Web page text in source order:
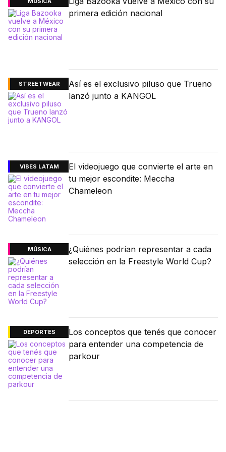
primera edición nacional
STREETWEAR
Así es el exclusivo piluso que Trueno
lanzó junto a KANGOL
VIBES LATAM
El videojuego que convierte el arte en
tu mejor escondite: Meccha
Chameleon
MÚSICA
¿Quiénes podrían representar a cada
selección en la Freestyle World Cup?
DEPORTES
Los conceptos que tenés que conocer
para entender una competencia de
parkour